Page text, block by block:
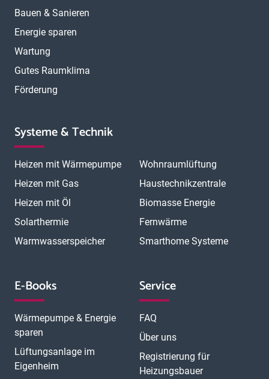
Bauen & Sanieren
Energie sparen
Wartung
Gutes Raumklima
Förderung
Systeme & Technik
Heizen mit Wärmepumpe
Heizen mit Gas
Heizen mit Öl
Solarthermie
Warmwasserspeicher
Wohnraumlüftung
Haustechnikzentrale
Biomasse Energie
Fernwärme
Smarthome Systeme
E-Books
Wärmepumpe & Energie
sparen
Lüftungsanlage im
Eigenheim
Service
FAQ
Über uns
Registrierung für
Heizungsbauer